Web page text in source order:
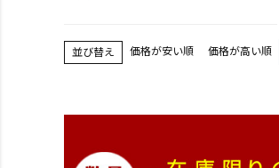
並び替え 価格が安い順 価格が高い順